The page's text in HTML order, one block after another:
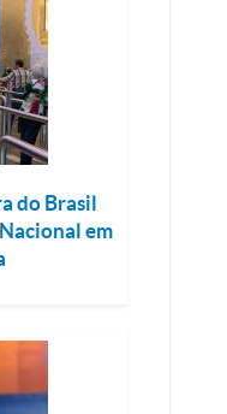
do Brasil
em